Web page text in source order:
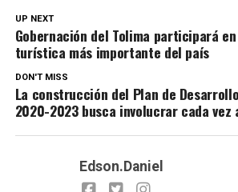
UP NEXT
Gobernación del Tolima participará
turística más importante del país
DON'T MISS
La construcción del Plan de
2020-2023 busca involucrar cada vez
Edson.Daniel